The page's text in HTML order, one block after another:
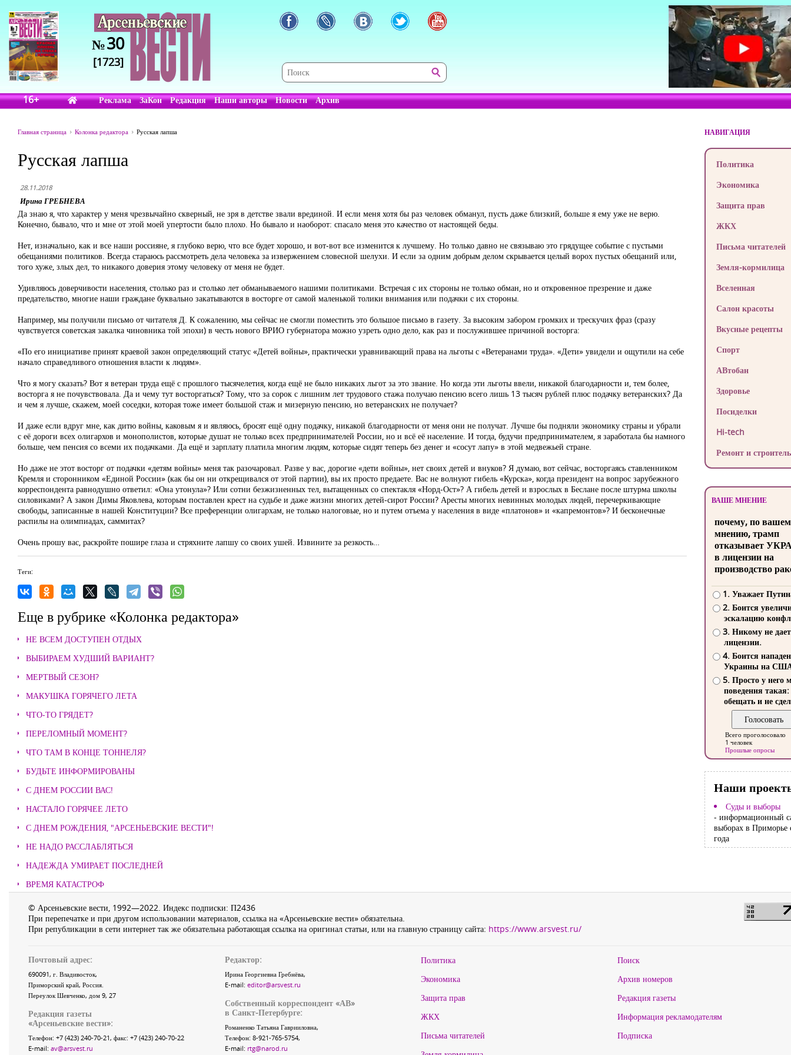
№30
[1723]
16+ Реклама ЗаКон Редакция Наши авторы Новости Архив
Главная страница Колонка редактора Русская лапша
Русская лапша
28.11.2018
Ирина ГРЕБНЕВА
Да знаю я, что характер у меня чрезвычайно скверный, не зря в детстве звали врединой. И если меня хотя бы раз человек обманул, пусть даже близкий, больше я ему уже не верю.
Конечно, бывало, что и мне от этой моей упертости было плохо. Но бывало и наоборот: спасало меня это качество от настоящей беды.
Нет, изначально, как и все наши россияне, я глубоко верю, что все будет хорошо, и вот-вот все изменится к лучшему. Но только давно не связываю это грядущее событие с пустыми
обещаниями политиков. Всегда стараюсь рассмотреть дела человека за извержением словесной шелухи. И если за одним добрым делом скрывается целый ворох пустых обещаний или,
того хуже, злых дел, то никакого доверия этому человеку от меня не будет.
Удивляюсь доверчивости населения, столько раз и столько лет обманываемого нашими политиками. Встречая с их стороны не только обман, но и откровенное презрение и даже
предательство, многие наши граждане буквально закатываются в восторге от самой маленькой толики внимания или подачки с их стороны.
Например, мы получили письмо от читателя Д. К сожалению, мы сейчас не смогли поместить это большое письмо в газету. За высоким забором громких и трескучих фраз (сразу
чувствуется советская закалка чиновника той эпохи) в честь нового ВРИО губернатора можно узреть одно дело, как раз и послужившее причиной восторга:
«По его инициативе принят краевой закон определяющий статус «Детей войны», практически уравнивающий права на льготы с «Ветеранами труда». «Дети» увидели и ощутили на себе
начало справедливого отношения власти к людям».
Что я могу сказать? Вот я ветеран труда ещё с прошлого тысячелетия, когда ещё не было никаких льгот за это звание. Но когда эти льготы ввели, никакой благодарности и, тем более,
восторга я не почувствовала. Да и чему тут восторгаться? Тому, что за сорок с лишним лет трудового стажа получаю пенсию всего лишь 13 тысяч рублей плюс подачку ветеранских? Да
и чем я лучше, скажем, моей соседки, которая тоже имеет большой стаж и мизерную пенсию, но ветеранских не получает?
И даже если вдруг мне, как дитю войны, каковым я и являюсь, бросят ещё одну подачку, никакой благодарности от меня они не получат. Лучше бы подняли экономику страны и убрали
с её дороги всех олигархов и монополистов, которые душат не только всех предпринимателей России, но и всё её население. И тогда, будучи предпринимателем, я заработала бы намного
больше, чем пенсия со всеми их подачками. Да ещё и зарплату платила многим людям, которые сидят теперь без денег и «сосут лапу» в этой медвежьей стране.
Но даже не этот восторг от подачки «детям войны» меня так разочаровал. Разве у вас, дорогие «дети войны», нет своих детей и внуков? Я думаю, вот сейчас, восторгаясь ставленником
Кремля и сторонником «Единой России» (как бы он ни открещивался от этой партии), вы их просто предаете. Вас не волнуют гибель «Курска», когда президент на вопрос зарубежного
корреспондента равнодушно ответил: «Она утонула»? Или сотни безжизненных тел, вытащенных со спектакля «Норд-Ост»? А гибель детей и взрослых в Беслане после штурма школы
силовиками? А закон Димы Яковлева, которым поставлен крест на судьбе и даже жизни многих детей-сирот России? Аресты многих невинных молодых людей, перечеркивающие
свободы, записанные в нашей Конституции? Все преференции олигархам, не только налоговые, но и путем отъема у населения в виде «платонов» и «капремонтов»? И бесконечные
распилы на олимпиадах, саммитах?
Очень прошу вас, раскройте пошире глаза и стряхните лапшу со своих ушей. Извините за резкость…
Теги:
Еще в рубрике «Колонка редактора»
НЕ ВСЕМ ДОСТУПЕН ОТДЫХ
ВЫБИРАЕМ ХУДШИЙ ВАРИАНТ?
МЕРТВЫЙ СЕЗОН?
МАКУШКА ГОРЯЧЕГО ЛЕТА
ЧТО-ТО ГРЯДЕТ?
ПЕРЕЛОМНЫЙ МОМЕНТ?
ЧТО ТАМ В КОНЦЕ ТОННЕЛЯ?
БУДЬТЕ ИНФОРМИРОВАНЫ
С ДНЕМ РОССИИ ВАС!
НАСТАЛО ГОРЯЧЕЕ ЛЕТО
С ДНЕМ РОЖДЕНИЯ, "АРСЕНЬЕВСКИЕ ВЕСТИ"!
НЕ НАДО РАССЛАБЛЯТЬСЯ
НАДЕЖДА УМИРАЕТ ПОСЛЕДНЕЙ
ВРЕМЯ КАТАСТРОФ
НАВИГАЦИЯ
Политика
Экономика
Защита прав
ЖКХ
Письма читателей
Земля-кормилица
Вселенная
Салон красоты
Вкусные рецепты
Спорт
АВтобан
Здоровье
Посиделки
Hi-tech
Ремонт и
ВАШЕ МНЕНИЕ
почему, по
мнению, трамп
отказывает
в лицензии на
производство
1. Уважает
2. Боится
эскалацию
3. Никому не
лицензии.
4. Боится
Украины на
5. Просто у него
поведения такая:
обещать и не
Всего проголосовало
1 человек
Прошлые опросы
Наши
Суды и выборы
- информационный
выборах в Приморье
года
© Арсеньевские вести, 1992—2022. Индекс подписки: П2436
При перепечатке и при другом использовании материалов, ссылка на «Арсеньевские вести» обязательна.
При републикации в сети интернет так же обязательна работающая ссылка на оригинал статьи, или на главную страницу сайта: https://www.arsvest.ru/
Почтовый адрес:
690091, г. Владивосток,
Приморский край, Россия.
Переулок Шевченко, дом 9, 27
Редакция газеты
«Арсеньевские вести»:
Телефон: +7 (423) 240-70-21, факс: +7 (423) 240-70-22
E-mail: av@arsvest.ru
Редактор:
Ирина Георгиевна Гребнёва,
E-mail: editor@arsvest.ru
Собственный корреспондент «АВ»
в Санкт-Петербурге:
Романенко Татьяна Гаврииловна,
Телефон: 8-921-765-5754,
E-mail: rtg@narod.ru
Политика
Экономика
Защита прав
ЖКХ
Письма читателей
Поиск
Архив номеров
Редакция газеты
Информация рекламодателям
Подписка